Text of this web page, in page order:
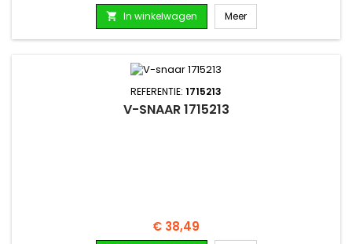
 In winkelwagen Meer
REFERENTIE: 1715213
V-SNAAR 1715213
Prijs
€ 38,49